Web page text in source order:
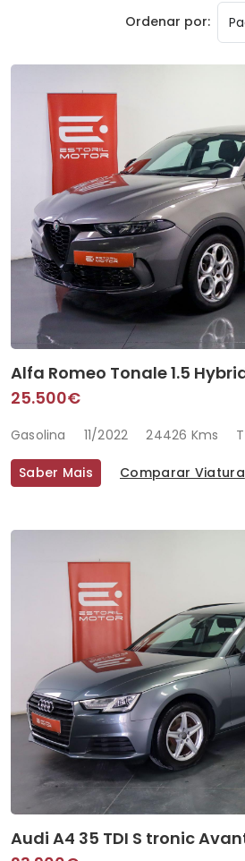
Ordenar por:
Alfa Romeo Tonale 1.5
25.500€
Gasolina 11/2022 24426 Kms
Saber Mais Comparar Viatura
Audi A4 35 TDI S tronic